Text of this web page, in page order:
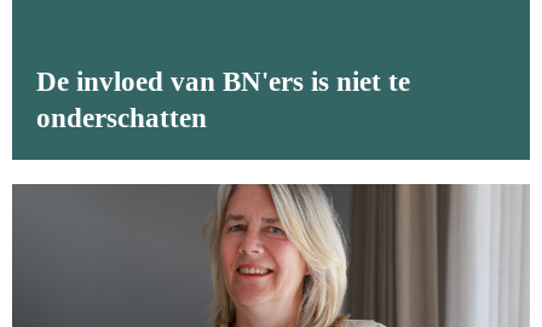
De invloed van BN'ers is niet te
onderschatten